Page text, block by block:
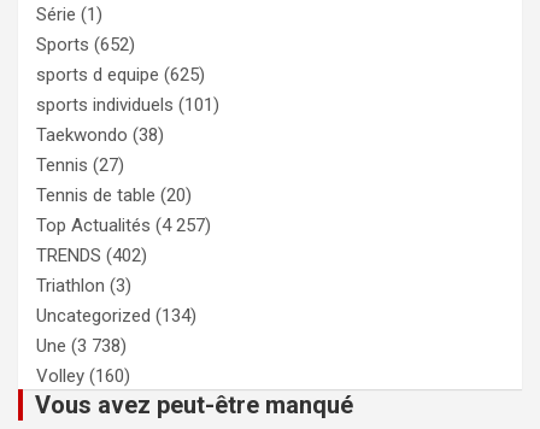
Série (1)
Sports (652)
sports d equipe (625)
sports individuels (101)
Taekwondo (38)
Tennis (27)
Tennis de table (20)
Top Actualités (4 257)
TRENDS (402)
Triathlon (3)
Uncategorized (134)
Une (3 738)
Volley (160)
Vous avez peut-être manqué